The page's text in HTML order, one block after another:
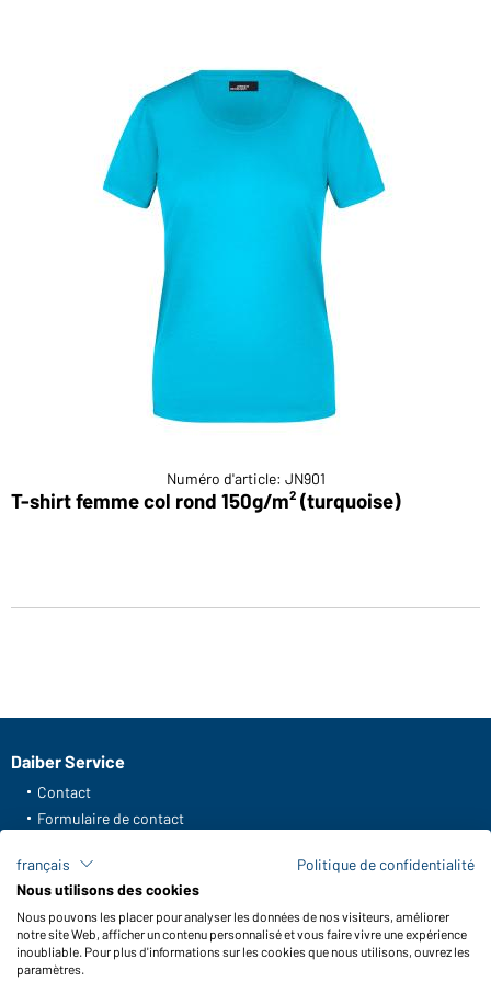
Numéro d'article: JN901
T-shirt femme col rond 150g/m² (turquoise)
Daiber Service
Contact
Formulaire de contact
FAQ / Manuel d' utilisation
Vérifier le stock
Reporting system according to whistleblower protection act
Fonctions et entretien
français
Politique de confidentialité
Nous utilisons des cookies
Nous pouvons les placer pour analyser les données de nos visiteurs, améliorer
notre site Web, afficher un contenu personnalisé et vous faire vivre une expérience
inoubliable. Pour plus d'informations sur les cookies que nous utilisons, ouvrez les
paramètres.